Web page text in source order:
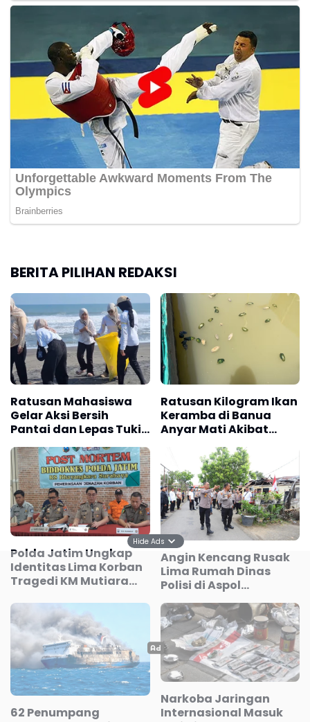
BERITA PILIHAN REDAKSI
Ratusan Mahasiswa
Gelar Aksi Bersih
Pantai dan Lepas Tukik
di Pantai Trisik
Ratusan Kilogram Ikan
Keramba di Banua
Anyar Mati Akibat
Kemarau
Polda Jatim Ungkap
Identitas Lima Korban
Tragedi KM Mutiara
Angin Kencang Rusak
Lima Rumah Dinas
Polisi di Aspol
Lamteumen
62 Penumpang
Narkoba Jaringan
Internasional Masuk
Hide Ads